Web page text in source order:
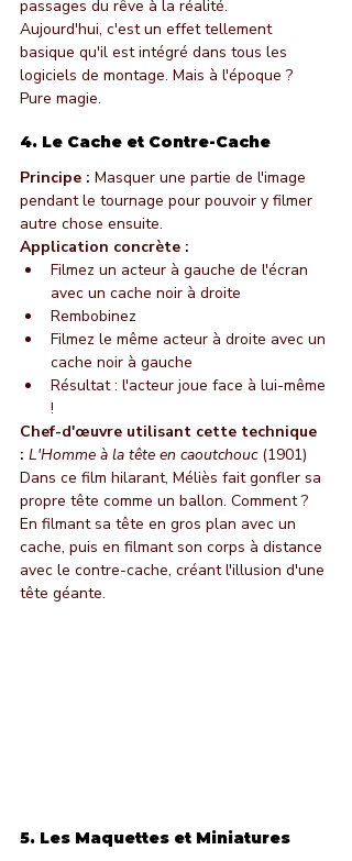
passages du rêve à la réalité.
Aujourd'hui, c'est un effet tellement
basique qu'il est intégré dans tous les
logiciels de montage. Mais à l'époque ?
Pure magie.
4. Le Cache et Contre-Cache
Principe : Masquer une partie de l'image
pendant le tournage pour pouvoir y filmer
autre chose ensuite.
Application concrète :
Filmez un acteur à gauche de l'écran
avec un cache noir à droite
Rembobinez
Filmez le même acteur à droite avec un
cache noir à gauche
Résultat : l'acteur joue face à lui-même
!
Chef-d'œuvre utilisant cette technique
: L'Homme à la tête en caoutchouc (1901)
Dans ce film hilarant, Méliès fait gonfler sa
propre tête comme un ballon. Comment ?
En filmant sa tête en gros plan avec un
cache, puis en filmant son corps à distance
avec le contre-cache, créant l'illusion d'une
tête géante.
5. Les Maquettes et Miniatures